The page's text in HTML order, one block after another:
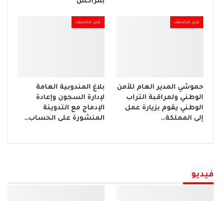
غير مصنف
حموشي المدير العام للأمن
الوطني ولمراقبة التراب
الوطني يقوم بزيارة عمل
إلى المملكة…
غير مصنف
بلاغ المندوبية العامة
لإدارة السجون وإعادة
الإدماج مع التدوينة
المنشورة على الحساب…
فيديو